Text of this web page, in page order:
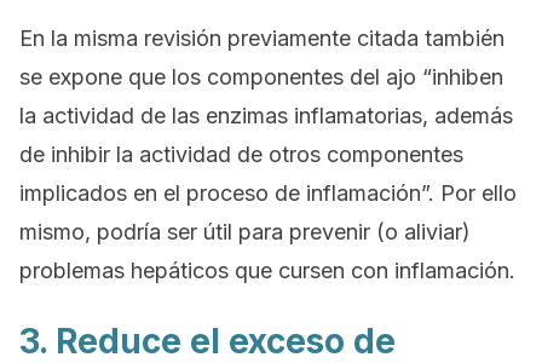
En la misma revisión previamente citada también
se expone que los componentes del ajo “inhiben
la actividad de las enzimas inflamatorias, además
de inhibir la actividad de otros componentes
implicados en el proceso de inflamación”. Por ello
mismo, podría ser útil para prevenir (o aliviar)
problemas hepáticos que cursen con inflamación.
3. Reduce el exceso de